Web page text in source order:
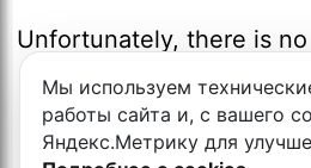
Unfortunately, there is
Мы используем
работы сайта и, с вашего
Яндекс.Метрику для